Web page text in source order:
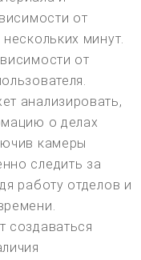
от
минут.
от
анализировать,
о делах
камеры
следить за
работу отделов и
создаваться